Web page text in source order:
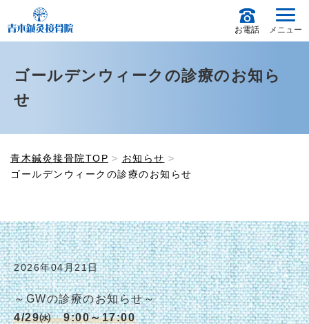
お電話 メニュー
ゴールデンウィークの診療のお知ら
せ
青木鍼灸接骨院TOP
お知らせ
ゴールデンウィークの診療のお知らせ
2026年04月21日
～GWの診療のお知らせ～
4/29㈬ 9:00～17:00